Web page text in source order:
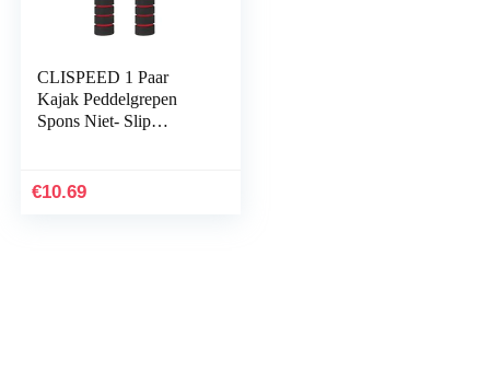
CLISPEED 1 Paar
Kajak Peddelgrepen
Spons Niet- Slip
Accessoires Voor
€10.69